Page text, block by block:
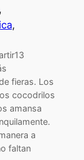
fieras. Los
cocodrilos
amansa
a
faltan